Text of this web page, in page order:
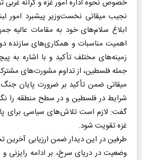
خصوص نحوه اداره امور غزه و کرانه غربی
نجیب میقاتی نخست‌وزیر پیشبرد امور
ابلاغ سلام‌های خود به مقامات عالیه
اهمیت مناسبات و همکاری‌های سازنده دو
زمینه‌های مختلف تأکید و با اشاره به
جمله فلسطین، از تداوم مشورت‌های مشترک
میقاتی ضمن تأکید بر ضرورت پایان جنگ
شرایط در فلسطین و در سطح منطقه را
گفت: لازم است تلاش‌های سیاسی برای
غزه تقویت شود.
طرفین در این دیدار ضمن ارزیابی آخرین
وضعیت در دریای سرخ، بر ادامه